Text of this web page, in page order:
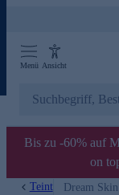
Menü Ansicht
Bis zu -60% auf
on
Teint Dream